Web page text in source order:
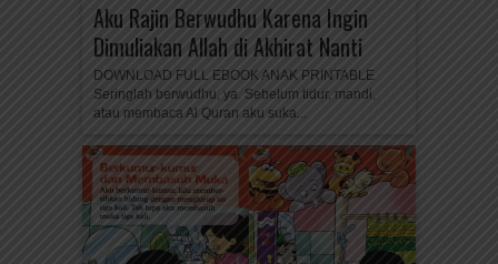
Aku Rajin Berwudhu Karena Ingin
Dimuliakan Allah di Akhirat Nanti
DOWNLOAD FULL EBOOK ANAK PRINTABLE
Seringlah berwudhu, ya. Sebelum tidur, mandi,
atau membaca Al Quran aku suka...